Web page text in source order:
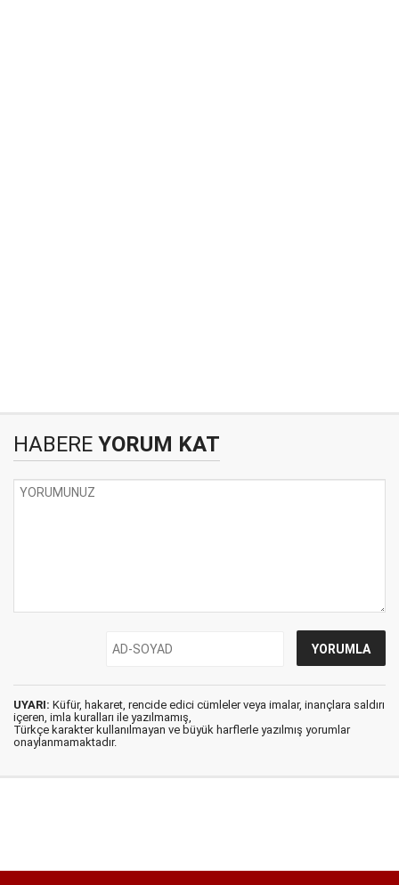
HABERE YORUM KAT
UYARI: Küfür, hakaret, rencide edici cümleler veya imalar, inançlara saldırı
içeren, imla kuralları ile yazılmamış,
Türkçe karakter kullanılmayan ve büyük harflerle yazılmış yorumlar
onaylanmamaktadır.